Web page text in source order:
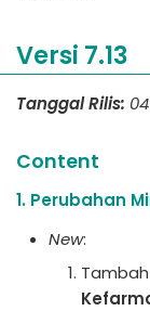
Versi 7.13
Tanggal Rilis:
Content
1. Perubahan
New: